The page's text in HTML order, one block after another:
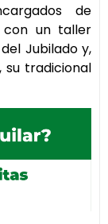
de
con un taller
Jubilado y,
tradicional